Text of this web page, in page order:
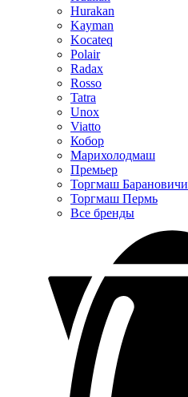
Hurakan
Kayman
Kocateq
Polair
Radax
Rosso
Tatra
Unox
Viatto
Кобор
Марихолодмаш
Премьер
Торгмаш Барановичи
Торгмаш Пермь
Все бренды